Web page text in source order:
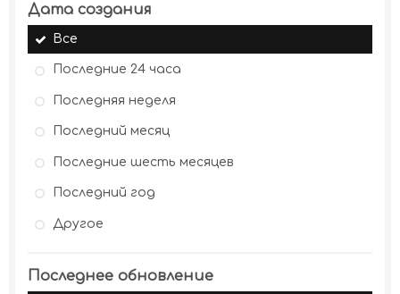
Дата создания
Все
Последние 24 часа
Последняя неделя
Последний месяц
Последние шесть месяцев
Последний год
Другое
Последнее обновление